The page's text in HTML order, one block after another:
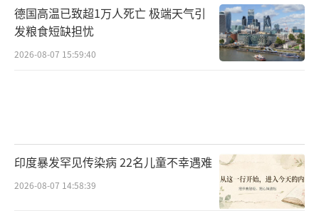
德国高温已致超1万人死亡 极端天气引
发粮食短缺担忧
2026-08-07 15:59:40
印度暴发罕见传染病 22名儿童不幸遇难
2026-08-07 14:58:39